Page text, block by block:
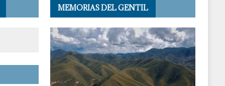
MEMORIAS DEL GENTIL